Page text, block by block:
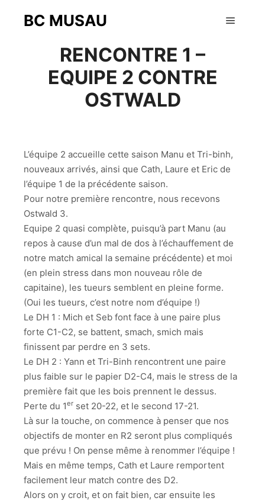
BC MUSAU
RENCONTRE 1 –
EQUIPE 2 CONTRE
OSTWALD
L’équipe 2 accueille cette saison Manu et Tri-binh,
nouveaux arrivés, ainsi que Cath, Laure et Eric de
l’équipe 1 de la précédente saison.
Pour notre première rencontre, nous recevons
Ostwald 3.
Equipe 2 quasi complète, puisqu’à part Manu (au
repos à cause d’un mal de dos à l’échauffement de
notre match amical la semaine précédente) et moi
(en plein stress dans mon nouveau rôle de
capitaine), les tueurs semblent en pleine forme.
(Oui les tueurs, c’est notre nom d’équipe !)
Le DH 1 : Mich et Seb font face à une paire plus
forte C1-C2, se battent, smach, smich mais
finissent par perdre en 3 sets.
Le DH 2 : Yann et Tri-Binh rencontrent une paire
plus faible sur le papier D2-C4, mais le stress de la
première fait que les bois prennent le dessus.
Perte du 1er set 20-22, et le second 17-21.
Là sur la touche, on commence à penser que nos
objectifs de monter en R2 seront plus compliqués
que prévu ! On pense même à renommer l’équipe !
Mais en même temps, Cath et Laure remportent
facilement leur match contre des D2.
Alors on y croit, et on fait bien, car ensuite les